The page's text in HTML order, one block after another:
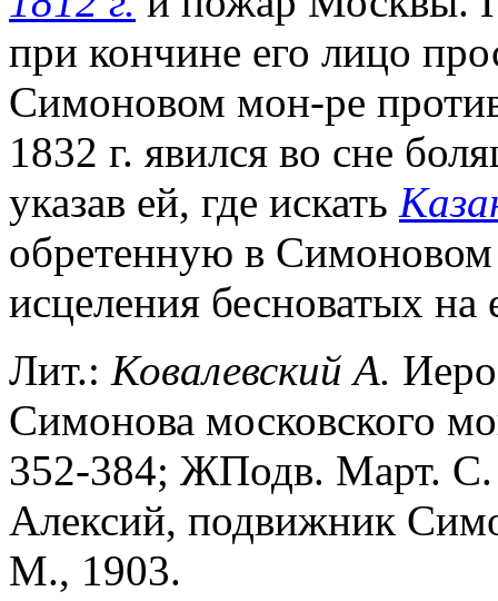
при кончине его лицо
Симоновом мон-ре
1832 г. явился во сне
указав ей, где искать
обретенную в
исцеления бесноватых на
Лит.: Ковалевский А.
Симонова московского
352-384; ЖПодв. Март.
Алексий, подвижник
М., 1903.